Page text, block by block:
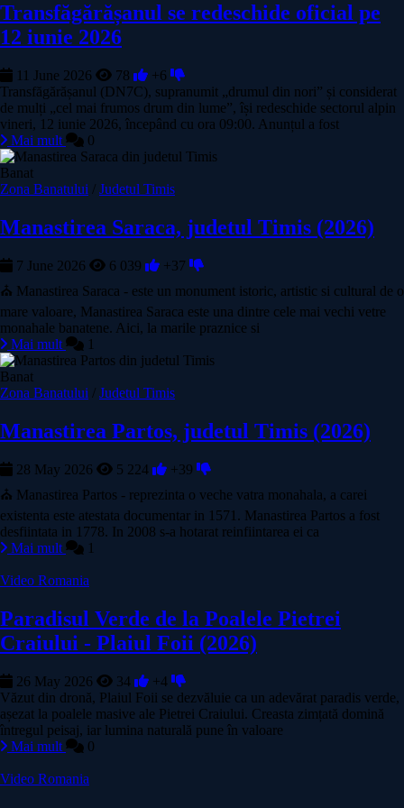
Transfăgărășanul se redeschide oficial pe
12 iunie 2026
11 June 2026 78
+6
Transfăgărășanul (DN7C), supranumit „drumul din nori” și considerat
de mulți „cel mai frumos drum din lume”, își redeschide sectorul alpin
vineri, 12 iunie 2026, începând cu ora 09:00. Anunțul a fost
Mai mult
0
Banat
Zona Banatului / Judetul Timis
Manastirea Saraca, judetul Timis (2026)
7 June 2026 6 039
+37
⛪ Manastirea Saraca - este un monument istoric, artistic si cultural de o
mare valoare, Manastirea Saraca este una dintre cele mai vechi vetre
monahale banatene. Aici, la marile praznice si
Mai mult
1
Banat
Zona Banatului / Judetul Timis
Manastirea Partos, judetul Timis (2026)
28 May 2026 5 224
+39
⛪ Manastirea Partos - reprezinta o veche vatra monahala, a carei
existenta este atestata documentar in 1571. Manastirea Partos a fost
desfiintata in 1778. In 2008 s-a hotarat reinfiintarea ei ca
Mai mult
1
Video Romania
Paradisul Verde de la Poalele Pietrei
Craiului - Plaiul Foii (2026)
26 May 2026 34
+4
Văzut din dronă, Plaiul Foii se dezvăluie ca un adevărat paradis verde,
așezat la poalele masive ale Pietrei Craiului. Creasta zimțată domină
întregul peisaj, iar lumina naturală pune în valoare
Mai mult
0
Video Romania